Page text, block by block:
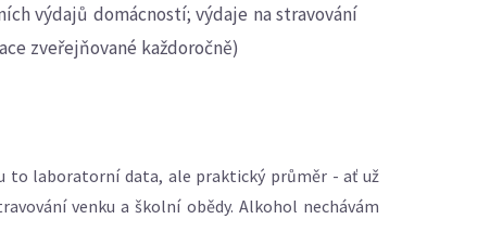
výdajů domácností; výdaje na stravování
zveřejňované každoročně)
to laboratorní data, ale praktický průměr - ať už
venku a školní obědy. Alkohol nechávám